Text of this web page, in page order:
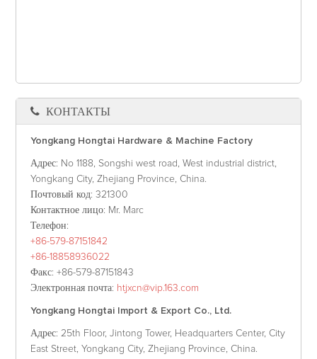
КОНТАКТЫ
Yongkang Hongtai Hardware & Machine Factory
Адрес: No 1188, Songshi west road, West industrial district,
Yongkang City, Zhejiang Province, China.
Почтовый код: 321300
Контактное лицо: Mr. Marc
Телефон:
+86-579-87151842
+86-18858936022
Факс: +86-579-87151843
Электронная почта: htjxcn@vip.163.com
Yongkang Hongtai Import & Export Co., Ltd.
Адрес: 25th Floor, Jintong Tower, Headquarters Center, City
East Street, Yongkang City, Zhejiang Province, China.